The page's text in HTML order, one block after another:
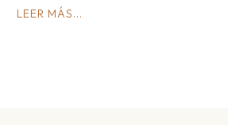
LEER MÁS...